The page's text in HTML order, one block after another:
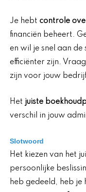
Je hebt controle
financiën beheert.
en wil je snel aan
efficiënter zijn.
zijn voor jouw
Het juiste
verschil in jouw
Slotwoord
Het kiezen van het
persoonlijke
heb gedeeld, heb